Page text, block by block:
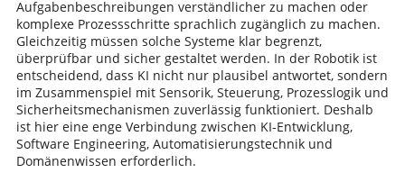
Aufgabenbeschreibungen verständlicher zu machen oder
komplexe Prozessschritte sprachlich zugänglich zu machen.
Gleichzeitig müssen solche Systeme klar begrenzt,
überprüfbar und sicher gestaltet werden. In der Robotik ist
entscheidend, dass KI nicht nur plausibel antwortet, sondern
im Zusammenspiel mit Sensorik, Steuerung, Prozesslogik und
Sicherheitsmechanismen zuverlässig funktioniert. Deshalb
ist hier eine enge Verbindung zwischen KI-Entwicklung,
Software Engineering, Automatisierungstechnik und
Domänenwissen erforderlich.